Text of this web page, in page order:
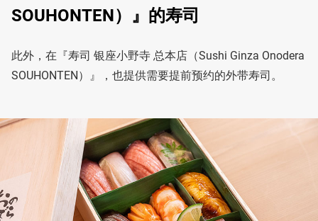
SOUHONTEN）』的寿司
此外，在『寿司 银座小野寺 总本店（Sushi Ginza Onodera
SOUHONTEN）』，也提供需要提前预约的外带寿司。